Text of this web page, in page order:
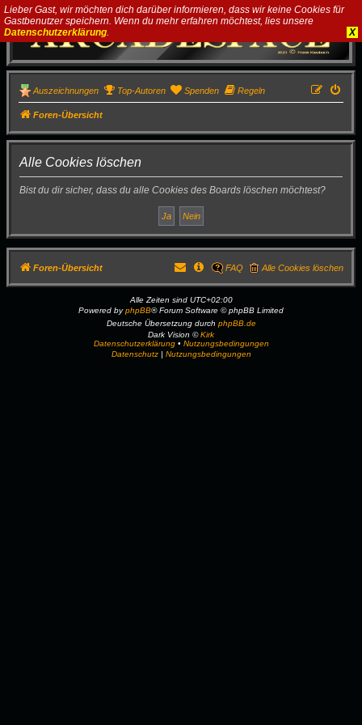
Lieber Gast, wir möchten dich darüber informieren, dass wir keine Cookies für
Gastbenutzer speichern. Wenn du mehr erfahren möchtest, lies unsere
Datenschutzerklärung. X
Auszeichnungen Top-Autoren Spenden Regeln
Foren-Übersicht
Alle Cookies löschen
Bist du dir sicher, dass du alle Cookies des Boards löschen möchtest?
Foren-Übersicht Alle Cookies löschen
FAQ
Alle Zeiten sind UTC+02:00
Powered byphpBB® Forum Software © phpBB Limited
Deutsche Übersetzung durch phpBB.de
Dark Vision ©Kirk
Datenschutzerklärung• Nutzungsbedingungen
Datenschutz| Nutzungsbedingungen